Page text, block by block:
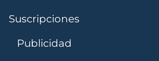
Suscripciones
Publicidad